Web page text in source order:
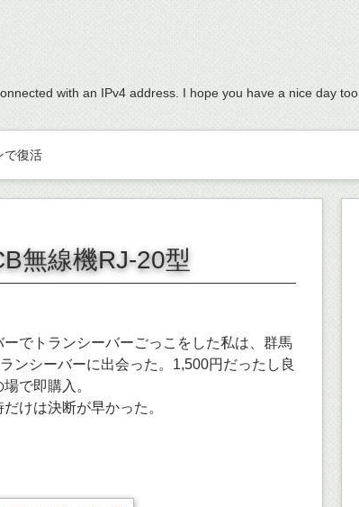
with an IPv4 address. I hope you have a nice day too.
で復活
無線機RJ-20型
でトランシーバーごっこをした私は、群馬
ンシーバーに出会った。1,500円だったし良
で即購入。
けは決断が早かった。